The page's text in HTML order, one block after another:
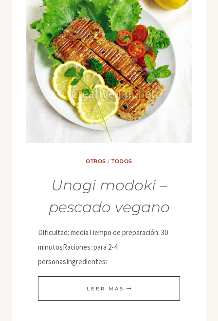
OTROS /TODOS
Unagi modoki –
pescado vegano
Dificultad: mediaTiempo de preparación: 30
minutosRaciones: para 2-4
personasIngredientes:
LEER MÁS UNAGI
MODOKI